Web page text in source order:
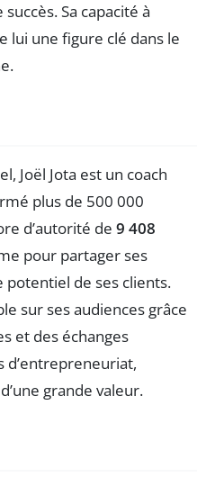
Sa capacité à
lui une figure clé dans le
Joël Jota est un coach
plus de 500 000
d’autorité de 9 408
pour partager ses
de ses clients.
sur ses audiences grâce
et des échanges
d’entrepreneuriat,
grande valeur.